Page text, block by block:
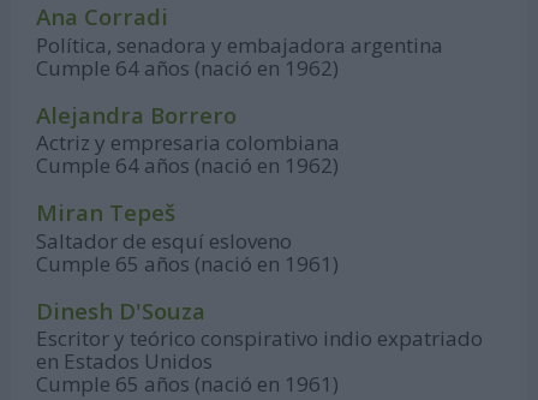
Ana Corradi
Política, senadora y embajadora argentina
Cumple 64 años (nació en 1962)
Alejandra Borrero
Actriz y empresaria colombiana
Cumple 64 años (nació en 1962)
Miran Tepeš
Saltador de esquí esloveno
Cumple 65 años (nació en 1961)
Dinesh D'Souza
Escritor y teórico conspirativo indio expatriado
en Estados Unidos
Cumple 65 años (nació en 1961)